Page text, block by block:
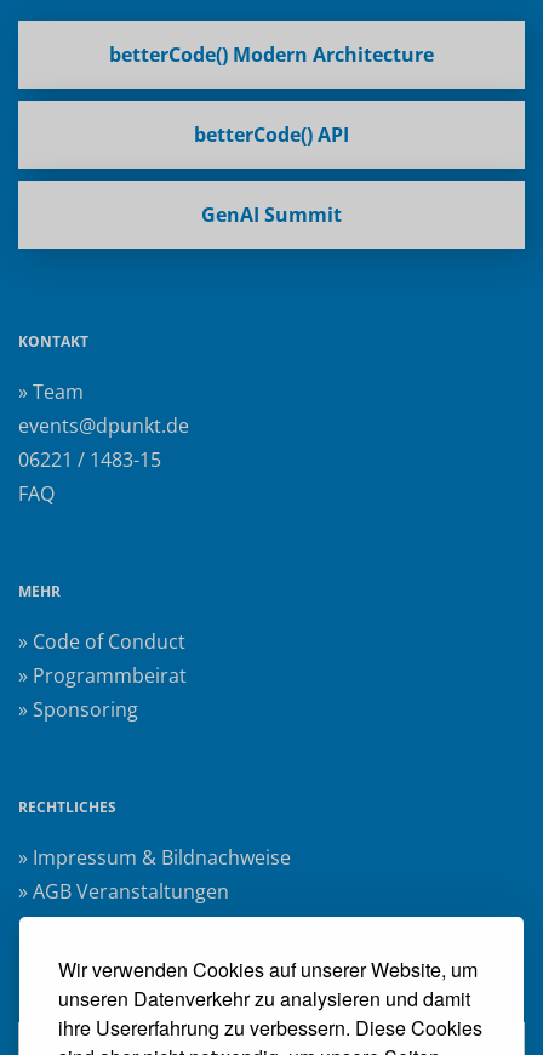
Wir verwenden Cookies auf unserer Website, um
unseren Datenverkehr zu analysieren und damit
ihre Usererfahrung zu verbessern. Diese Cookies
betterCode() Modern Architecture
betterCode() API
GenAI Summit
KONTAKT
» Team
events@dpunkt.de
06221 / 1483-15
FAQ
MEHR
» Code of Conduct
» Programmbeirat
» Sponsoring
RECHTLICHES
» Impressum & Bildnachweise
» AGB Veranstaltungen
» Datenschutzerklärung Heise Medien
» Datenschutzerklärung Rheinwerk Verlag
» Cookie-Einstellungen ändern